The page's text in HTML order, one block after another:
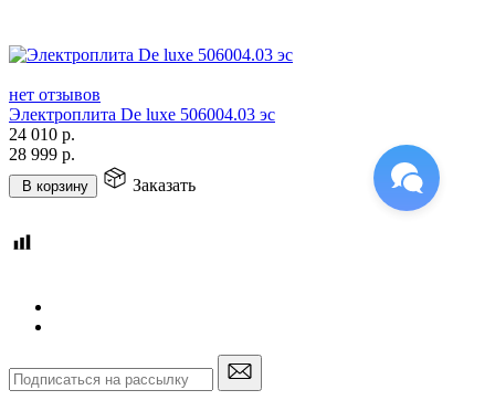
нет отзывов
Электроплита De luxe 506004.03 эс
24 010 р.
28 999 р.
В корзину Заказать